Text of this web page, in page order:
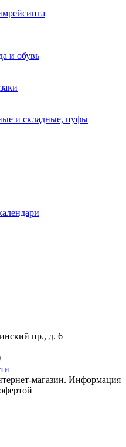
и обувь
и складные, пуфы
пр., д. 6
магазин. Информация